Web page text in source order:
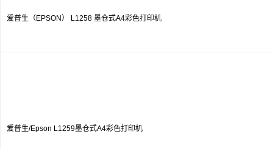
爱普生（EPSON） L1258 墨仓式A4彩色打印机
爱普生/Epson L1259墨仓式A4彩色打印机